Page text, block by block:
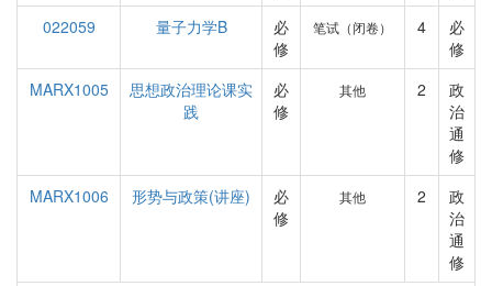
022059
量子力学B
必
修
笔试（闭卷） 4
必
修
MARX1005
思想政治理论课实
践
必
修
其他 2
政
治
通
修
MARX1006
形势与政策(讲座)
必
修
其他 2
政
治
通
修